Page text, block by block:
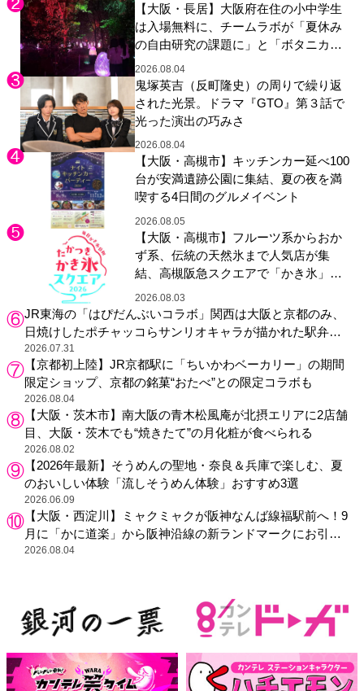
【大阪・長居】大阪府在住の小中学生
は入場無料に、チームラボが「夏休み
の自由研究の課題に」と「ボタニカル
ガーデン 大阪」へ招待
2026.08.04
鬼塚英吉（反町隆史）の周りで繰り返
された光景。ドラマ『GTO』第３話で
光った演出の巧みさ
2026.08.04
【大阪・高槻市】キッチンカー延べ100
台が安満遺跡公園に集結、夏の夜を満
喫する4日間のグルメイベント
2026.08.05
【大阪・高槻市】フルーツ系からおか
ず系、伝統の天然氷まで人気店が集
結、高槻阪急スクエアで「かき氷」祭
り
2026.08.03
JR東海の「はぴだんぶいコラボ」関西は大阪と京都のみ、
日焼けしたポチャッコらサンリオキャラが描かれた駅弁や
グッズが登場
2026.07.31
【京都初上陸】JR京都駅に「ちいかわベーカリー」の期間
限定ショップ、京都の銘菓“おたべ”との限定コラボも
2026.08.04
【大阪・茨木市】南大阪の青木松風庵が北摂エリアに2店舗
目、大阪・茨木でも“焼きたて”の月化粧が食べられる
2026.08.02
【2026年最新】そうめんの聖地・奈良＆兵庫で楽しむ、夏
のおいしい体験「流しそうめん体験」おすすめ3選
2026.06.09
【大阪・西淀川】ミャクミャクが阪神なんば線福駅前へ！9
月に「かに道楽」から阪神沿線の新ランドマークにお引っ
越し
2026.08.04